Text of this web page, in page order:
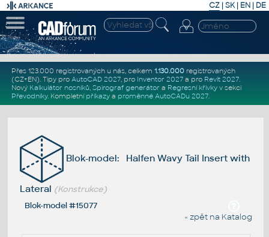
CZ | SK| EN | DE
Přes 123.000 registrovaných u nás, celkem 1.130.000registrovaných
(CZ+EN). Tipy pro AutoCAD 2027, pro Inventor 2027a pro Revit 2027.
Nový Kalkulátor nosníků, Spirograf generátor a Regresní křivkyv sekci
Převodníky. Kompletní příkazya proměnné AutoCADu 2027.
Blok-model: Halfen Wavy Tail Insert with
Lateral (Konstrukce)
Blok-model #15077
« zpět na Katalog